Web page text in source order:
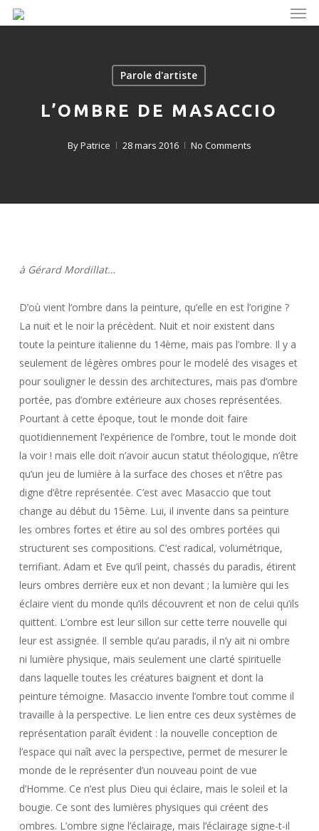
Skip
to
Parole d'artiste
L’OMBRE DE MASACCIO
ByPatrice 28 mars 2016 No Comments
à Gérard Mordillat…
D’où vient l’ombre dans la peinture, qu’elle en est l’origine ?
La nuit et le noir la précèdent. Nuit et noir existent dans
toute la peinture italienne du 14ème, mais pas l’ombre. Il y a
seulement de légères ombres pour le modelé des visages et
pour souligner le dessin des architectures, mais pas d’ombre
portée, pas d’ombre extérieure aux choses représentées.
Pourtant à cette époque, tout le monde doit faire
quotidiennement l’expérience de l’ombre, tout le monde doit
la voir ! mais elle doit n’avoir aucun statut théologique, n’être
qu’un jeu de lumière à la surface des choses et n’être pas
digne d’être représentée. C’est avec Masaccio que tout
change au début du 15ème. Lui, il invente dans sa peinture
les ombres fortes et étire au sol des ombres portées qui
structurent ses compositions. C’est radical, volumétrique,
terrifiant. Adam et Eve qu’il peint, chassés du paradis, étirent
leurs ombres derrière eux et non devant ; la lumière qui les
éclaire vient du monde qu’ils découvrent et non de celui qu’ils
quittent. L’ombre est leur sillon sur cette terre nouvelle qui
leur est assignée. Il semble qu’au paradis, il n’y ait ni ombre
ni lumière physique, mais seulement une clarté spirituelle
dans laquelle toutes les créatures baignent et dont la
peinture témoigne. Masaccio invente l’ombre tout comme il
travaille à la perspective. Le lien entre ces deux systèmes de
représentation paraît évident : la nouvelle conception de
l’espace qui naît avec la perspective, permet de mesurer le
monde de le représenter d’un nouveau point de vue
d’Homme. Ce n’est plus Dieu qui éclaire, mais le soleil et la
bougie. Ce sont des lumières physiques qui créent des
ombres. L’ombre signe l’éclairage, mais l’éclairage signe-t-il